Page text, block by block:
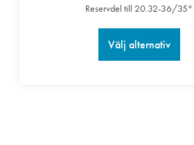
Reservdel till 20.32-36/35°
Välj alternativ